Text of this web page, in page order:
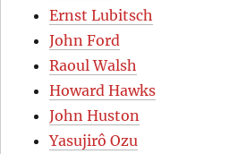
Ernst Lubitsch
John Ford
Raoul Walsh
Howard Hawks
John Huston
Yasujirô Ozu